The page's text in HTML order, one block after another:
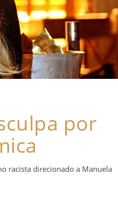
por
racista direcionado a Manuela